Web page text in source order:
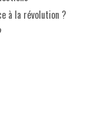
à la révolution ?